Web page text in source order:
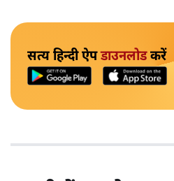
सत्य हिन्दी ऐपडाउनलोडकरें